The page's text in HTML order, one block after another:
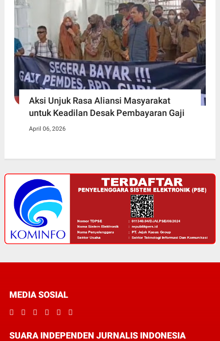
Aksi Unjuk Rasa Aliansi Masyarakat
untuk Keadilan Desak Pembayaran Gaji
April 06, 2026
MEDIA SOSIAL
SUARA INDEPENDEN JURNALIS INDONESIA